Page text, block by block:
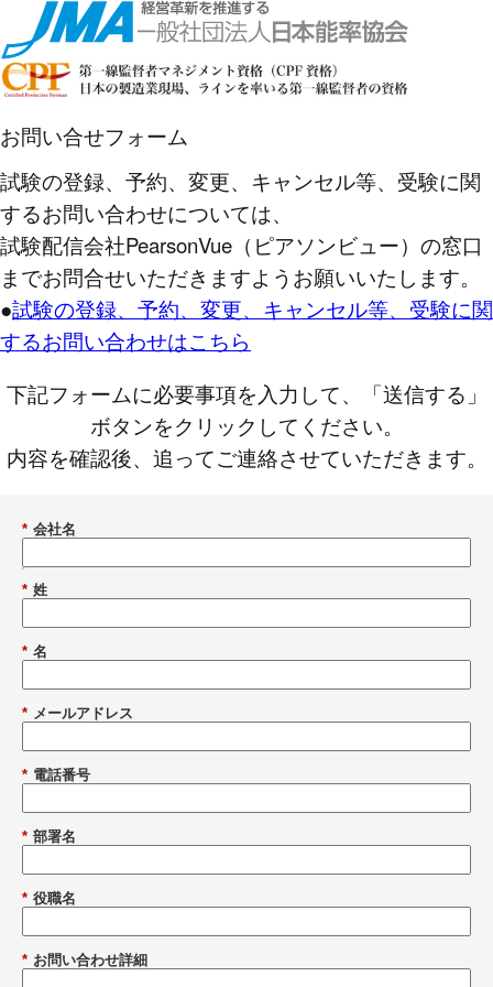
お問い合せフォーム
試験の登録、予約、変更、キャンセル等、受験に関
するお問い合わせについては、
試験配信会社PearsonVue（ピアソンビュー）の窓口
までお問合せいただきますようお願いいたします。
●試験の登録、予約、変更、キャンセル等、受験に関
するお問い合わせはこちら
下記フォームに必要事項を入力して、「送信する」
ボタンをクリックしてください。
内容を確認後、追ってご連絡させていただきます。
* 会社名
* 姓
* 名
* メールアドレス
* 電話番号
* 部署名
* 役職名
* お問い合わせ詳細